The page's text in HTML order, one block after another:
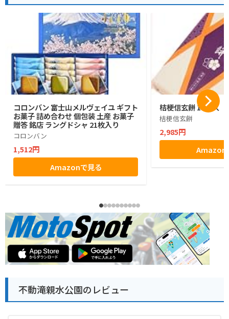
コロンバン 富士山メルヴェイユ ギフト
お菓子 詰め合わせ 個包装 土産 お菓子
贈答 銘店 ラングドシャ 21枚入り
コロンバン
1,512円
Amazonで見る
桔梗信玄餅 10個入
桔梗信玄餅
2,985円
Amazon
不動滝親水公園のレビュー